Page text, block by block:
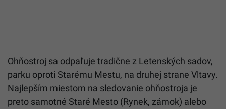
Ohňostroj sa odpaľuje tradične z Letenských sadov,
parku oproti Starému Mestu, na druhej strane Vltavy.
Najlepším miestom na sledovanie ohňostroja je
preto samotné Staré Mesto (Rynek, zámok) alebo